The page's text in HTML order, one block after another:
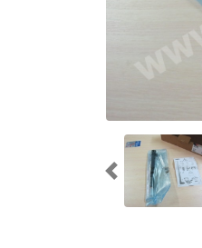
Предыдущий